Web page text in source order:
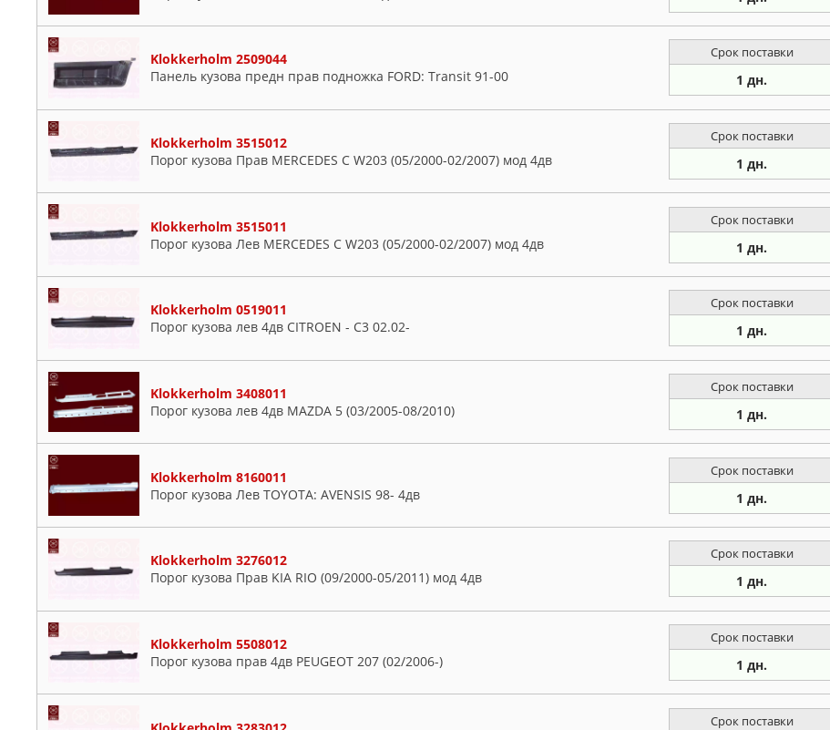
Klokkerholm 2509044
Панель кузова предн прав подножка FORD: Transit 91-00
Срок поставки
1 дн.
Klokkerholm 3515012
Порог кузова Прав MERCEDES C W203 (05/2000-02/2007) мод 4дв
Срок поставки
1 дн.
Klokkerholm 3515011
Порог кузова Лев MERCEDES C W203 (05/2000-02/2007) мод 4дв
Срок поставки
1 дн.
Klokkerholm 0519011
Порог кузова лев 4дв CITROEN - C3 02.02-
Срок поставки
1 дн.
Klokkerholm 3408011
Порог кузова лев 4дв MAZDA 5 (03/2005-08/2010)
Срок поставки
1 дн.
Klokkerholm 8160011
Порог кузова Лев TOYOTA: AVENSIS 98- 4дв
Срок поставки
1 дн.
Klokkerholm 3276012
Порог кузова Прав KIA RIO (09/2000-05/2011) мод 4дв
Срок поставки
1 дн.
Klokkerholm 5508012
Порог кузова прав 4дв PEUGEOT 207 (02/2006-)
Срок поставки
1 дн.
Срок поставки